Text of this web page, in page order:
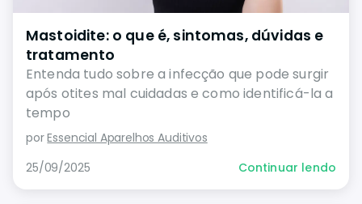
Mastoidite: o que é, sintomas, dúvidas e
tratamento
Entenda tudo sobre a infecção que pode surgir
após otites mal cuidadas e como identificá-la a
tempo
porEssencial Aparelhos Auditivos
25/09/2025
Continuar lendo